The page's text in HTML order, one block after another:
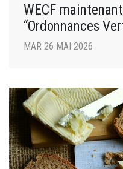
WECF
“Ordonnances
MAR 26 MAI 2026